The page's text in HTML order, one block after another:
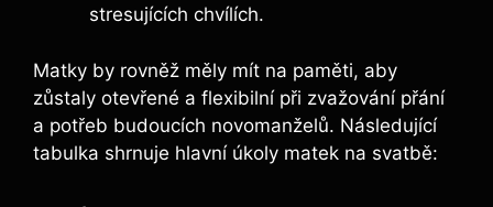
stresujících chvílích.
Matky by rovněž měly mít na paměti, aby
zůstaly otevřené a flexibilní při zvažování přání
a potřeb budoucích novomanželů. Následující
tabulka shrnuje hlavní úkoly matek na svatbě: